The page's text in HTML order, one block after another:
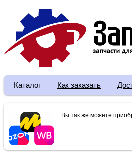
Каталог Как заказать
Вы так же можете